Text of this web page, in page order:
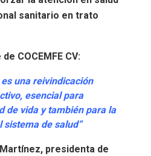
sanitario en trato
COCEMFE CV:
una reivindicación
esencial para
de vida y también para la
sistema de salud”
presidenta de